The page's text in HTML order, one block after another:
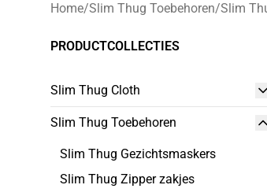
Home/Slim Thug Toebehoren/Slim
PRODUCTCOLLECTIES
Slim Thug Cloth
Slim Thug Toebehoren
Slim Thug Gezichtsmaskers
Slim Thug Zipper zakjes